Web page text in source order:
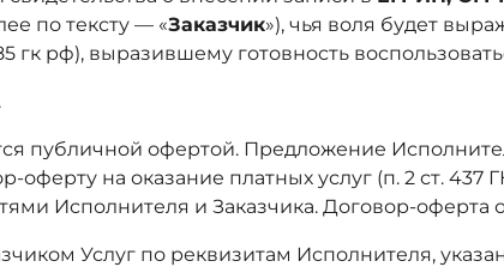
по тексту — «Заказчик»), чья воля будет
гк рф), выразившему готовность
публичной офертой. Предложение
на оказание платных услуг (п. 2 ст. 437
Исполнителя и Заказчика. Договор-оферта
Услуг по реквизитам Исполнителя,